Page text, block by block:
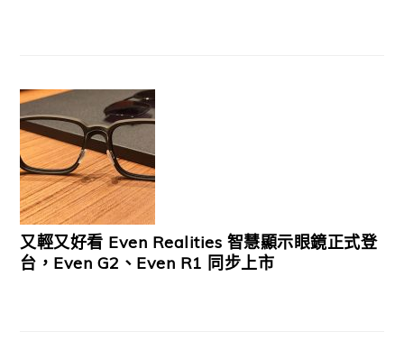
又輕又好看 Even Realities 智慧顯示眼鏡正式登
台，Even G2、Even R1 同步上市